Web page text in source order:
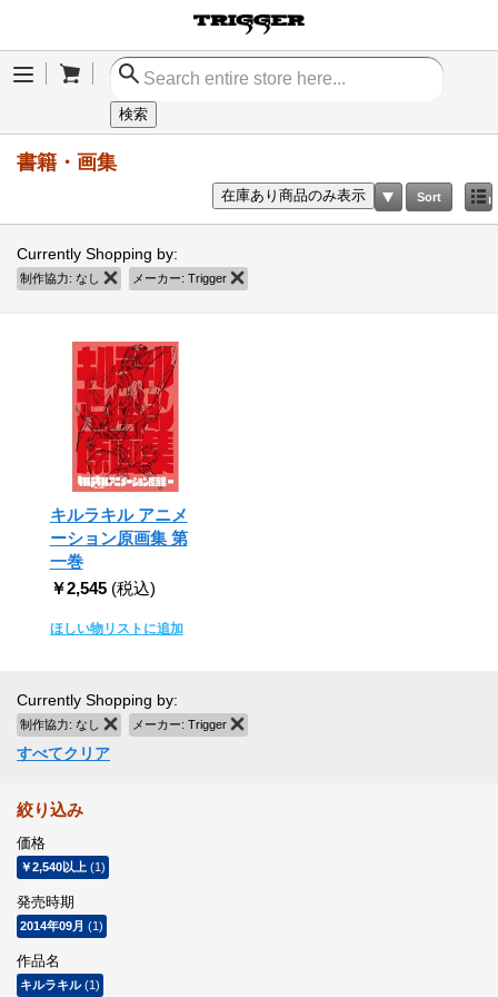
Menu
検索
書籍・画集
Sort
在庫あり商品のみ表示
Currently Shopping by:
制作協力: なし 商品の削除
メーカー: Trigger
キルラキル アニメ
ーション原画集 第
一巻
￥2,545 (税込)
ほしい物リストに追加
Currently Shopping by:
制作協力: なし 商品の削除
メーカー: Trigger
すべてクリア
絞り込み
価格
￥2,540以上 (1)
発売時期
2014年09月 (1)
作品名
キルラキル(1)